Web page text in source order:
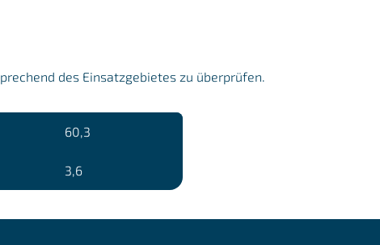
des Einsatzgebietes zu überprüfen.
60,3
3,6